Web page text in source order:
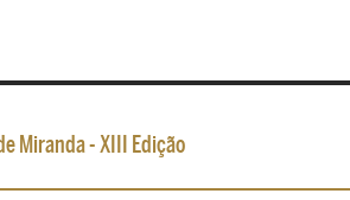
Miranda - XIII Edição